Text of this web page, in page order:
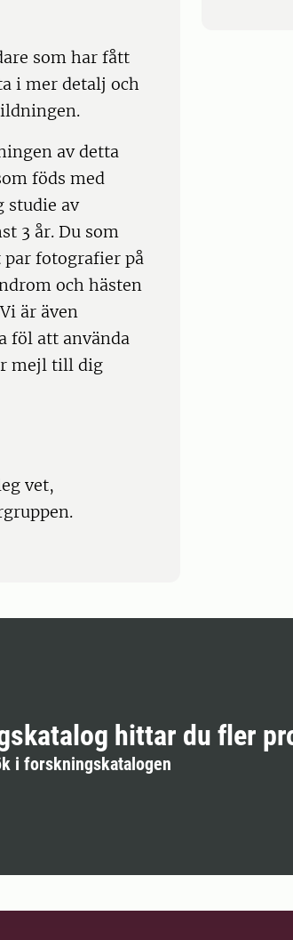
som har fått
i mer detalj och
av detta
föds med
studie av
3 år. Du som
par fotografier på
och hästen
är även
föl att använda
mejl till dig
vet,
hittar du fler
i forskningskatalogen